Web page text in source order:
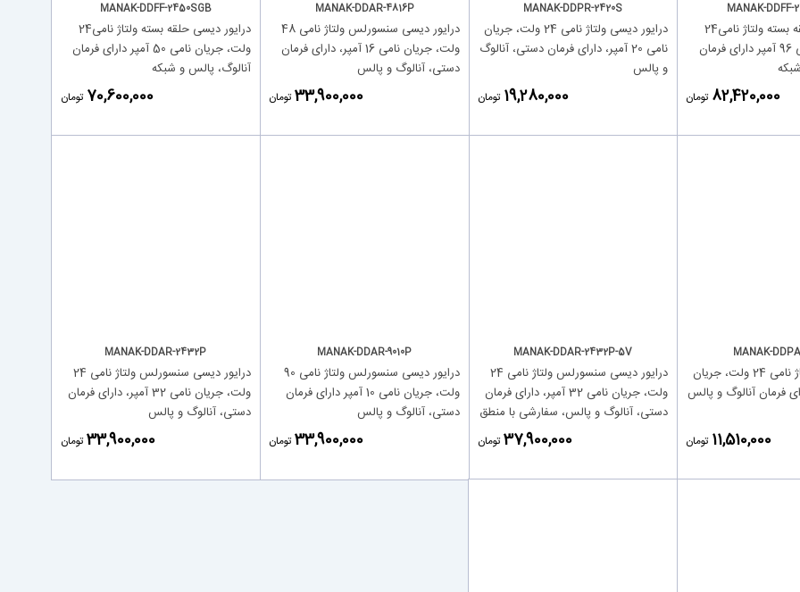
MANAK-DDFF-
درایور دیسی حلقه بسته ولتاژ نامی24
ولت، جریان نامی 96 آمپر دارای فرمان
‎82,420,000 تومان
MANAK-DDPR-2420S
درایور دیسی ولتاژ نامی 24 ولت، جریان
نامی 20 آمپر، دارای فرمان دستی، آنالوگ
و پالس
‎19,280,000 تومان
MANAK-DDAR-4816P
درایور دیسی سنسورلس ولتاژ نامی 48
ولت، جریان نامی 16 آمپر، دارای فرمان
دستی، آنالوگ و پالس
‎33,900,000تومان
MANAK-DDFF-2450SGB
درایور دیسی حلقه بسته ولتاژ نامی24
ولت، جریان نامی 50 آمپر دارای فرمان
آنالوگ، پالس و شبکه
‎70,600,000 تومان
MANAK-
درایور دیسی ولتاژ نامی 24 ولت، جریان
‎11,510,000 تومان
MANAK-DDAR-2432P-5V
درایور دیسی سنسورلس ولتاژ نامی 24
ولت، جریان نامی 32 آمپر، دارای فرمان
دستی، آنالوگ و پالس، سفارشی با منطق
‎37,900,000تومان
MANAK-DDAR-9010P
درایور دیسی سنسورلس ولتاژ نامی 90
ولت، جریان نامی 10 آمپر دارای فرمان
دستی، آنالوگ و پالس
‎33,900,000تومان
MANAK-DDAR-2432P
درایور دیسی سنسورلس ولتاژ نامی 24
ولت، جریان نامی 32 آمپر، دارای فرمان
دستی، آنالوگ و پالس
‎33,900,000تومان